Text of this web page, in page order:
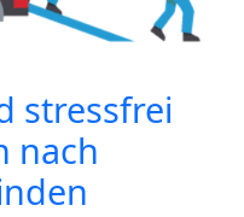
stressfrei
nach